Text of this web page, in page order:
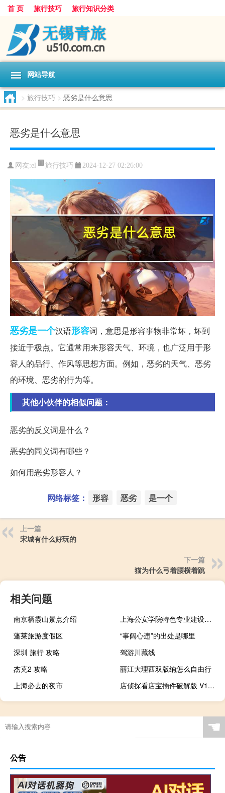
首 页 旅行技巧 旅行知识分类
网站导航
> 旅行技巧 > 恶劣是什么意思
恶劣是什么意思
网友:el 旅行技巧 2024-12-27 02:26:00
恶劣是一个汉语形容词，意思是形容事物非常坏，坏到
接近于极点。它通常用来形容天气、环境，也广泛用于形
容人的品行、作风等思想方面。例如，恶劣的天气、恶劣
的环境、恶劣的行为等。
其他小伙伴的相似问题：
恶劣的反义词是什么？
恶劣的同义词有哪些？
如何用恶劣形容人？
网络标签： 形容 恶劣 是一个
上一篇
宋城有什么好玩的
下一篇
猫为什么弓着腰横着跳
相关问题
南京栖霞山景点介绍
上海公安学院特色专业建设点有哪些
蓬莱旅游度假区
“事阔心违”的出处是哪里
深圳 旅行 攻略
驾游川藏线
杰克2 攻略
丽江大理西双版纳怎么自由行
上海必去的夜市
店侦探看店宝插件破解版 V1.0.6.7 绿色免安装版（店侦探看店宝插件破解版 V1.0.6.7 绿色免安装版功能简介）
☚
公告